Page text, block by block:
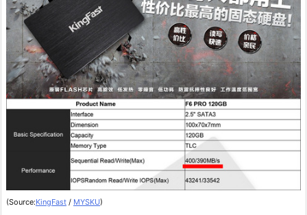
(Source:KingFast / MYSKU)